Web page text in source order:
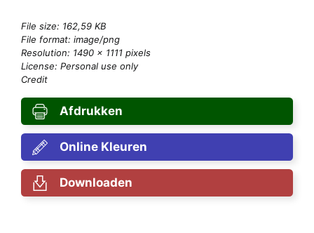
File size: 162,59 KB
File format: image/png
Resolution: 1490 × 1111 pixels
License: Personal use only
Credit
Afdrukken
Online Kleuren
Downloaden